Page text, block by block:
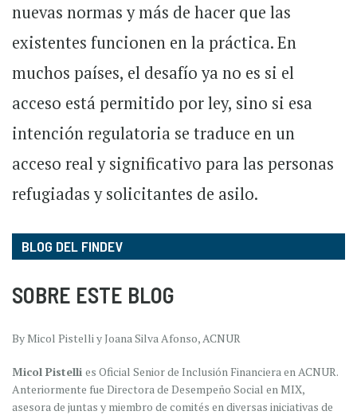
nuevas normas y más de hacer que las
existentes funcionen en la práctica. En
muchos países, el desafío ya no es si el
acceso está permitido por ley, sino si esa
intención regulatoria se traduce en un
acceso real y significativo para las personas
refugiadas y solicitantes de asilo.
BLOG DEL FINDEV
SOBRE ESTE BLOG
By Micol Pistelli y Joana Silva Afonso, ACNUR
Micol Pistelli es Oficial Senior de Inclusión Financiera en ACNUR.
Anteriormente fue Directora de Desempeño Social en MIX,
asesora de juntas y miembro de comités en diversas iniciativas de